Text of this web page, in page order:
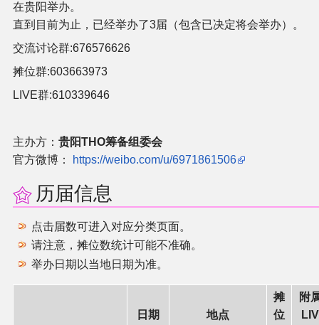
在贵阳举办。
直到目前为止，已经举办了3届（包含已决定将会举办）。
交流讨论群:676576626
摊位群:603663973
LIVE群:610339646
主办方： 贵阳THO筹备组委会
官方微博：
https://weibo.com/u/6971861506
历届信息
点击届数可进入对应分类页面。
请注意，摊位数统计可能不准确。
举办日期以当地日期为准。
日期 地点
摊
位
附
LIV
展会作品列表
商业二次创作
同人二次创作
同人社团列表
同人专辑分类
同人软件列表
同人角色列表